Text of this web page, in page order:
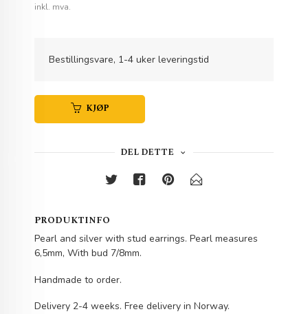
inkl. mva.
Bestillingsvare, 1-4 uker leveringstid
KJØP
DEL DETTE
PRODUKTINFO
Pearl and silver with stud earrings. Pearl measures
6,5mm, With bud 7/8mm.
Handmade to order.
Delivery 2-4 weeks. Free delivery in Norway.